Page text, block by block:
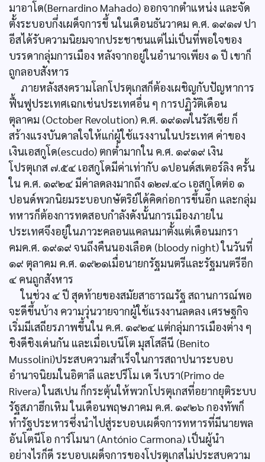
มาอาโด(Bernardino Mahado) ออกจากตำแหน่ง และจัด
ตั้งระบอบกึ่งเผด็จการขึ้ นในเดือนธันวาคม ค.ศ. ๑๙๑๗ ปา
อีสได้รับความนิยมจากประชาชนแต่ไม่เป็นที่พอใจของ
บรรดากลุ่มการเมือง หลังจากอยู่ในอำนาจเพียง ๑ ปี เขาก็
ถูกลอบสังหาร
ภายหลังสงครามโลกโปรตุเกสก็ต้องเผชิญกับปัญหาการ
ฟื้นฟูประเทศเฉกเช่นประเทศอื่น ๆ การปฏิวัติเดือน
ตุลาคม (October Revolution) ค.ศ. ๑๙๑๗ในรัสเซีย ก็
สร้างแรงบันดาลใจให้แก่ผู้ใช้แรงงานในประเทศ ค่าของ
เงินเอสกูโด(escudo) ตกต่ำมากใน ค.ศ. ๑๙๑๙ เงิน
โปรตุเกส ๗.๕๔ เอสกูโดมีค่าเท่ากับ ๑ปอนด์สเตอร์ลิง ครั้น
ใน ค.ศ. ๑๙๒๔ มีค่าลดลงมากถึง ๑๒๗.๔๐ เอสกูโดต่อ ๑
ปอนด์พวกนิยมระบอบกษัตริย์ได้คิดก่อการขึ้นอีก และกลุ่ม
ทหารก็ต้องการทดสอบกำลังดังนั้นการเมืองภายใน
ประเทศจึงอยู่ในภาวะคลอนแคลนมาตั้งแต่เดือนมกรา
คมค.ศ. ๑๙๑๙ จนถึงคืนนองเลือด (bloody night) ในวันที่
๑๙ ตุลาคม ค.ศ. ๑๙๒๑เมื่อนายกรัฐมนตรีและรัฐมนตรีอีก
๔ คนถูกสังหาร
ในช่วง ๔ ปี สุดท้ายของสมัยสาธารณรัฐ สถานการณ์พอ
จะดีขึ้นบ้าง ความวุ่นวายจากผู้ใช้แรงงานลดลง เศรษฐกิจ
เริ่มมีเสถียรภาพขึ้นใน ค.ศ. ๑๙๒๔ แต่กลุ่มการเมืองต่าง ๆ
ชิงดีชิงเด่นกัน และเมื่อเบนีโต มุสโสลีนี (Benito
Mussolini)ประสบความสำเร็จในการสถาปนาระบอบ
อำนาจนิยมในอิตาลี และปรีโม เด รีเบรา(Primo de
Rivera) ในสเปน ก็กระตุ้นให้พวกโปรตุเกสที่อยากยุติระบบ
รัฐสภาฮึกเหิม ในเดือนพฤษภาคม ค.ศ. ๑๙๒๖ กองทัพก็
ทำรัฐประหารซึ่งนำไปสู่ระบอบเผด็จการทหารที่มีนายพล
อันโตนีโอ การ์โมนา (António Carmona) เป็นผู้นำ
อย่างไรก็ดี ระบอบเผด็จการของโปรตุเกสไม่ประสบความ